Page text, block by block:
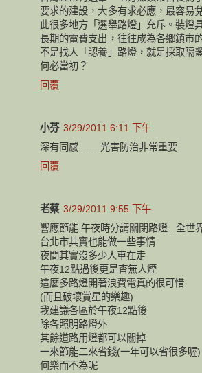
要求的建設，大多有求必應，最容易
此很多地方「選舉路燈」充斥。裝燈
長期的電費支出，往往成為各鄉鎮市
不是找人「認養」路燈，就是採取隔
何必當初？
回覆
小芬 3/29/2011 6:11 下午
深有同感........光害防治非常重要
回覆
老蔡 3/29/2011 9:55 下午
響應節能.午夜時分請關閉路燈.. 全世
台北市其實也能做一些事情
夜間其實沒多少人車在走
午夜12點過後更是杳無人煙
這麼多路燈開著浪費電真的很可惜
(而且破壞賞星的樂趣)
我建議各區於午夜12點後
除各照明路燈外
其餘道路用燈都可以關掉
一來節能二來省錢(一年可以省很多喔)
何樂而不為呢